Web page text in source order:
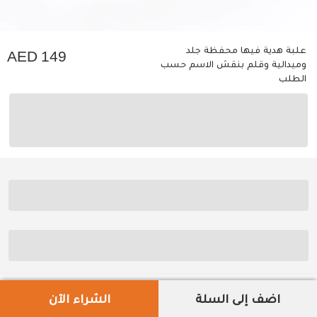
علبة هدية فيها محفظة جلد
وميدالية وقلم بنقش الاسم حسب
الطلب
149
اضف إلى السلة الشراء الآن